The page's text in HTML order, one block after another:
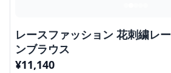
レースファッション 花刺繍レ
ンブラウス
¥11,140